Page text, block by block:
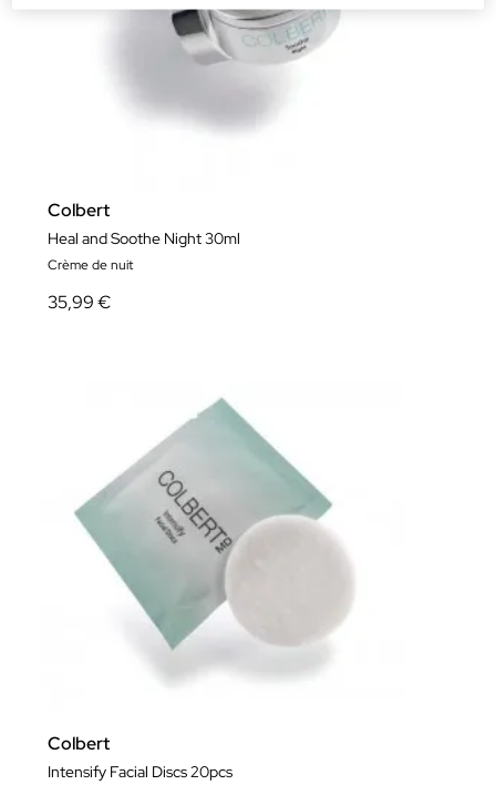
Colbert
Heal and Soothe Night 30ml
Crème de nuit
35,99 €
Colbert
Intensify Facial Discs 20pcs